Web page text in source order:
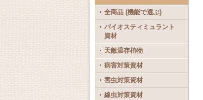
全商品 (機能で選ぶ)
バイオスティミュラント
資材
天敵温存植物
病害対策資材
害虫対策資材
線虫対策資材